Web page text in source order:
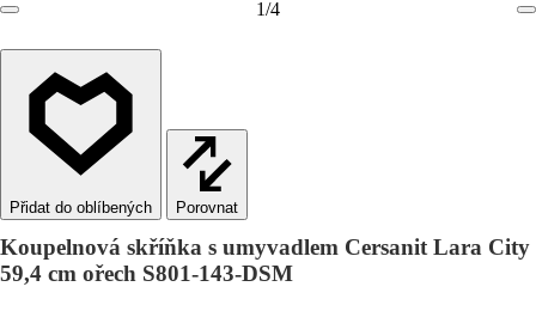
1/4
Porovnat
Koupelnová skříňka s umyvadlem Cersanit Lara City
59,4 cm ořech S801-143-DSM